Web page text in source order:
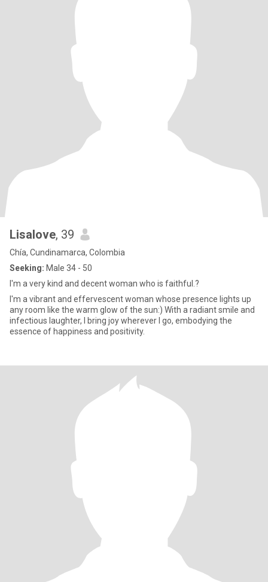
Lisalove, 39
Chía, Cundinamarca, Colombia
Seeking: Male 34 - 50
I'm a very kind and decent woman who is faithful.?
I'm a vibrant and effervescent woman whose presence lights up
any room like the warm glow of the sun:) With a radiant smile and
infectious laughter, I bring joy wherever I go, embodying the
essence of happiness and positivity.